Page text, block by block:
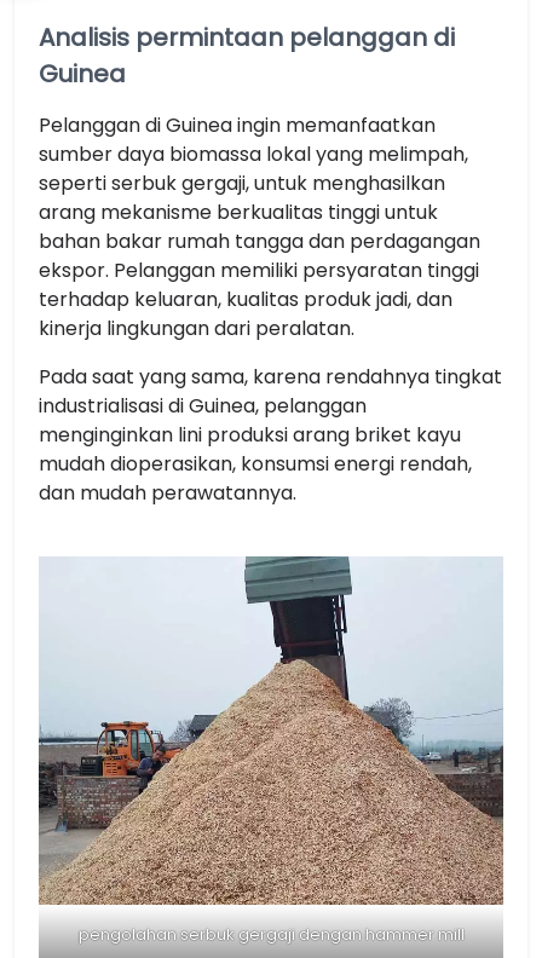
Analisis permintaan pelanggan di
Guinea
Pelanggan di Guinea ingin memanfaatkan
sumber daya biomassa lokal yang melimpah,
seperti serbuk gergaji, untuk menghasilkan
arang mekanisme berkualitas tinggi untuk
bahan bakar rumah tangga dan perdagangan
ekspor. Pelanggan memiliki persyaratan tinggi
terhadap keluaran, kualitas produk jadi, dan
kinerja lingkungan dari peralatan.
Pada saat yang sama, karena rendahnya tingkat
industrialisasi di Guinea, pelanggan
menginginkan lini produksi arang briket kayu
mudah dioperasikan, konsumsi energi rendah,
dan mudah perawatannya.
pengolahan serbuk gergaji dengan hammer mill